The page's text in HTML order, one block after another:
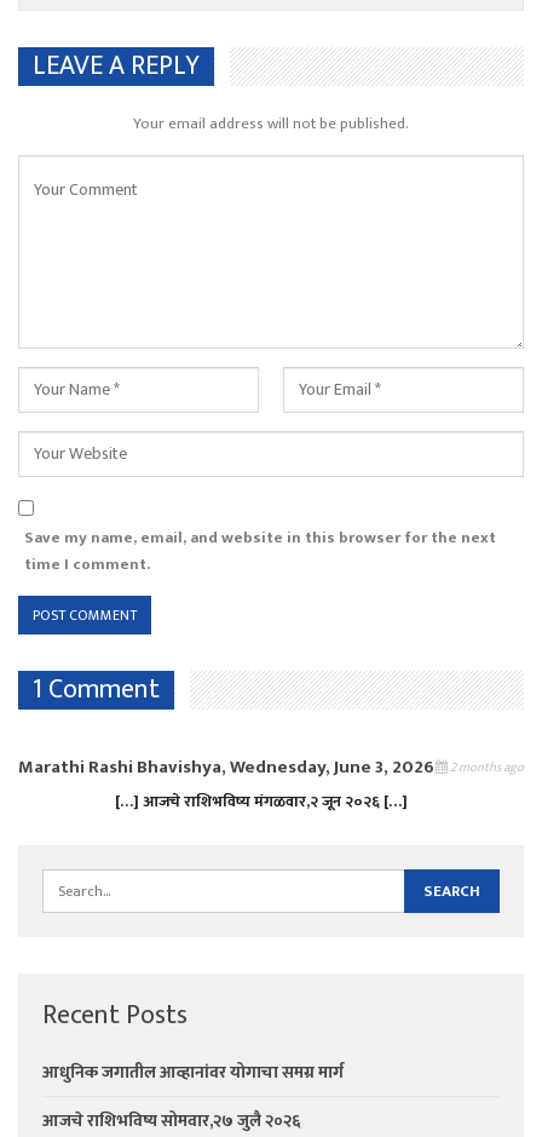
LEAVE A REPLY
Your email address will not be published.
Save my name, email, and website in this browser for the next
time I comment.
1 Comment
Marathi Rashi Bhavishya, Wednesday, June 3, 2026 2 months ago
[…] आजचे राशिभविष्य मंगळवार,२ जून २०२६ […]
Recent Posts
आधुनिक जगातील आव्हानांवर योगाचा समग्र मार्ग
आजचे राशिभविष्य सोमवार,२७ जुलै २०२६